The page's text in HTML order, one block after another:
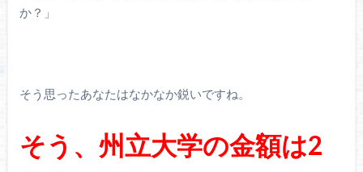
か？」
そう思ったあなたはなかなか鋭いですね。
そう、州立大学の金額は2